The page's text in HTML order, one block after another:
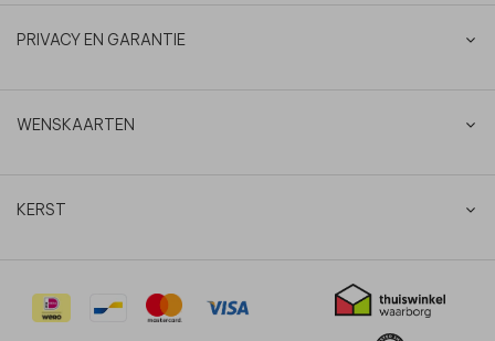
PRIVACY EN GARANTIE
WENSKAARTEN
KERST